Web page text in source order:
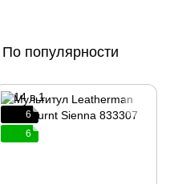
По популярности
6
6